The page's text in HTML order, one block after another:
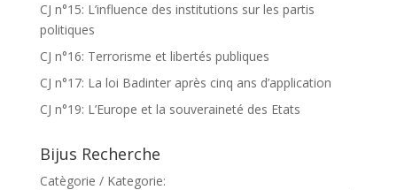
CJ n°15: L’influence des institutions sur les partis
politiques
CJ n°16: Terrorisme et libertés publiques
CJ n°17: La loi Badinter après cinq ans d’application
CJ n°19: L’Europe et la souveraineté des Etats
Bijus Recherche
Catègorie / Kategorie: